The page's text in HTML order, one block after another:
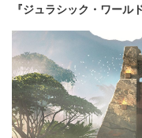
『ジュラシック・ワール